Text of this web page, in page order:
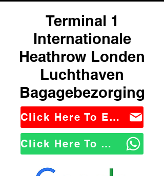
Terminal 1
Internationale
Heathrow Londen
Luchthaven
Bagagebezorging
Click Here To Email Us
Click Here To WhatsApp Us